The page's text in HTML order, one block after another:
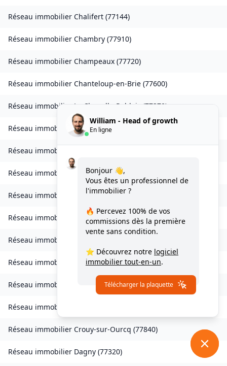
Réseau immobilier Chalifert (77144)
Réseau immobilier Chambry (77910)
Réseau immobilier Champeaux (77720)
Réseau immobilier Chanteloup-en-Brie (77600)
Réseau immobilier La Chapelle-Rablais (77370)
Réseau immobilierLes Chapelles-Bourbon
Réseau immobilier
Réseau immobilier Charny(77410)
Réseau immobilier Chessy(77700)
Réseau immobilier Combs-la-Ville(77380)
Réseau immobilier
Réseau immobilier Condé-Sainte-Libiaire(77450
Réseau immobilier Coupvray(77700)
Réseau immobilier
Réseau immobilier Crouy-sur-Ourcq (77840)
Réseau immobilier Dagny (77320)
William - Head of growth
En ligne
Bonjour 👋,
Vous êtes un professionnel de
l'immobilier ?
🔥 Percevez 100% de vos
commissions dès la première
vente sans condition.
⭐ Découvrez notre logiciel
immobilier tout-en-un.
Télécharger la plaquette